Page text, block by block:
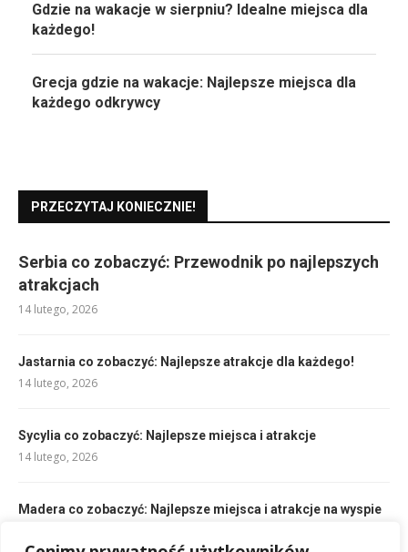
Gdzie na wakacje w sierpniu? Idealne miejsca dla
każdego!
Grecja gdzie na wakacje: Najlepsze miejsca dla
każdego odkrywcy
PRZECZYTAJ KONIECZNIE!
Serbia co zobaczyć: Przewodnik po najlepszych
atrakcjach
14 lutego, 2026
Jastarnia co zobaczyć: Najlepsze atrakcje dla każdego!
14 lutego, 2026
Sycylia co zobaczyć: Najlepsze miejsca i atrakcje
14 lutego, 2026
Madera co zobaczyć: Najlepsze miejsca i atrakcje na wyspie